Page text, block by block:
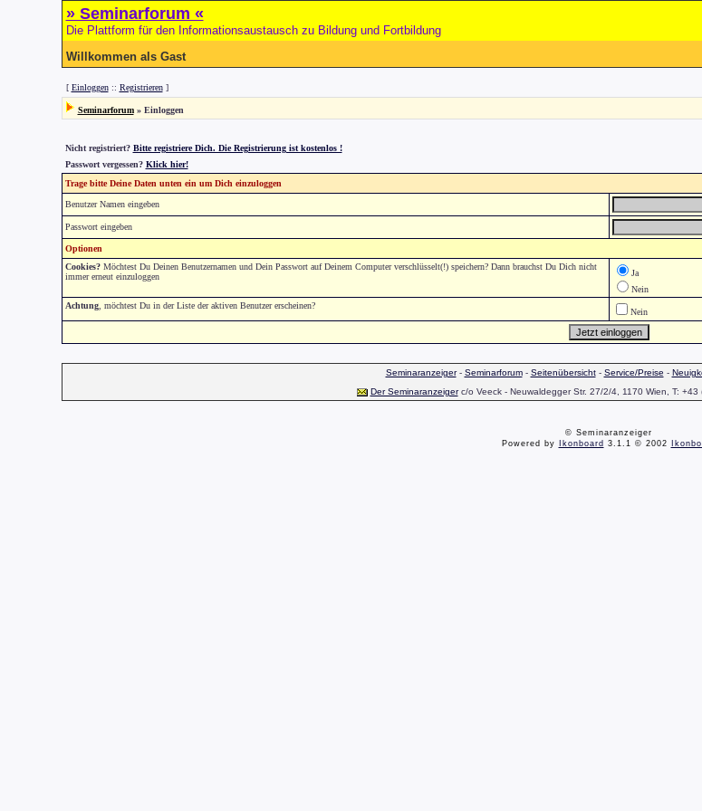
» Seminarforum «
Die Plattform für den Informationsaustausch zu Bildung und Fortbildung
Willkommen als Gast
[ Einloggen:: Registrieren]
Seminarforum» Einloggen
Nicht registriert? Bitte registriere Dich. Die Registrierung ist kostenlos !
Passwort vergessen? Klick hier!
Trage bitte Deine Daten unten ein um Dich einzuloggen
Benutzer Namen eingeben
Passwort eingeben
Optionen
Cookies?Möchtest Du Deinen Benutzernamen und Dein Passwort auf Deinem Computer verschlüsselt(!) speichern? Dann brauchst Du Dich nicht
immer erneut einzuloggen
Ja
Nein
Achtung, möchtest Du in der Liste der aktiven Benutzer erscheinen?
Nein
Seminaranzeiger- Seminarforum- Seitenübersicht- Service/Preise -
Der Seminaranzeigerc/o Veeck - Neuwaldegger Str. 27/2/4, 1170 Wien, T:
© Seminaranzeiger
Powered by
Ikonboard 3.1.1 © 2002